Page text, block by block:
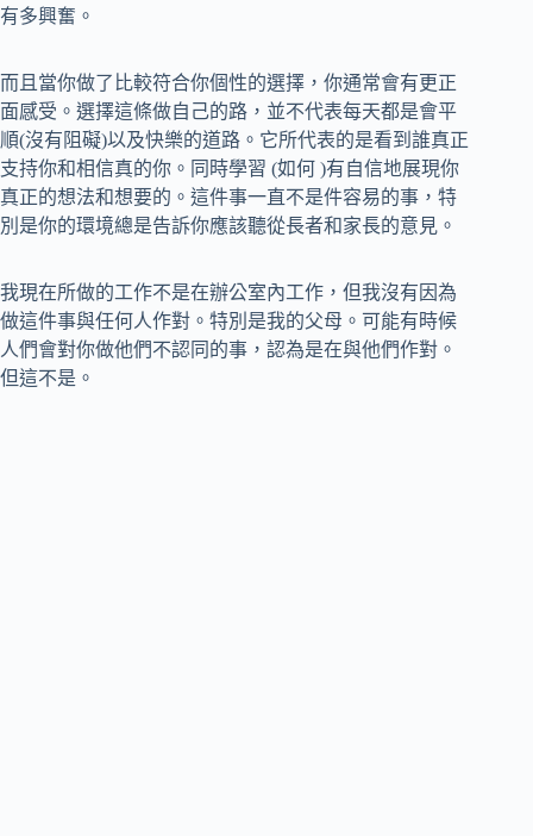
有多興奮。
而且當你做了比較符合你個性的選擇，你通常會有更正
面感受。選擇這條做自己的路，並不代表每天都是會平
順(沒有阻礙)以及快樂的道路。它所代表的是看到誰真正
支持你和相信真的你。同時學習 (如何 )有自信地展現你
真正的想法和想要的。這件事一直不是件容易的事，特
別是你的環境總是告訴你應該聽從長者和家長的意見。
我現在所做的工作不是在辦公室內工作，但我沒有因為
做這件事與任何人作對。特別是我的父母。可能有時候
人們會對你做他們不認同的事，認為是在與他們作對。
但這不是。